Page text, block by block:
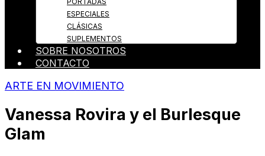
ESPECIALES
CLÁSICAS
SUPLEMENTOS
SOBRE NOSOTROS
CONTACTO
ARTE EN MOVIMIENTO
Vanessa Rovira y el Burlesque
Glam